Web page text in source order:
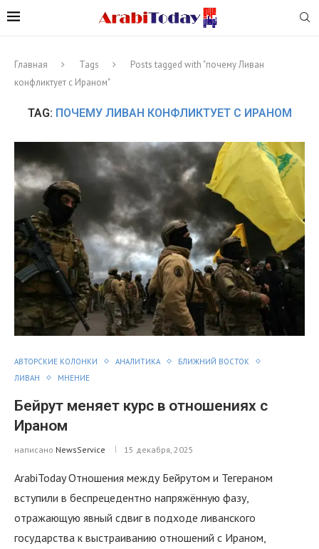
Главная Tags
Posts tagged with "почему Ливан
конфликтует с Ираном"
TAG: ПОЧЕМУ ЛИВАН КОНФЛИКТУЕТ С ИРАНОМ
АВТОРСКИЕ КОЛОНКИ АНАЛИТИКА
БЛИЖНИЙ ВОСТОК
ЛИВАН
МНЕНИЕ
Бейрут меняет курс в отношениях с
Ираном
написано NewsService 15 декабря, 2025
ArabiToday Отношения между Бейрутом и Тегераном
вступили в беспрецедентно напряжённую фазу,
отражающую явный сдвиг в подходе ливанского
государства к выстраиванию отношений с Ираном,